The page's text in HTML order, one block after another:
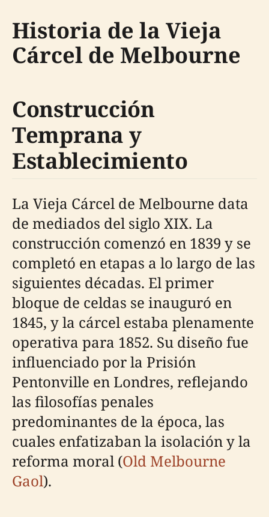
Historia de la Vieja
Cárcel de Melbourne
Construcción
Temprana y
Establecimiento
La Vieja Cárcel de Melbourne data
de mediados del siglo XIX. La
construcción comenzó en 1839 y se
completó en etapas a lo largo de las
siguientes décadas. El primer
bloque de celdas se inauguró en
1845, y la cárcel estaba plenamente
operativa para 1852. Su diseño fue
influenciado por la Prisión
Pentonville en Londres, reflejando
las filosofías penales
predominantes de la época, las
cuales enfatizaban la isolación y la
reforma moral (Old Melbourne
Gaol).